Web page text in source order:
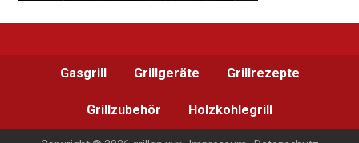
Gasgrill Grillgeräte Grillrezepte
Grillzubehör Holzkohlegrill